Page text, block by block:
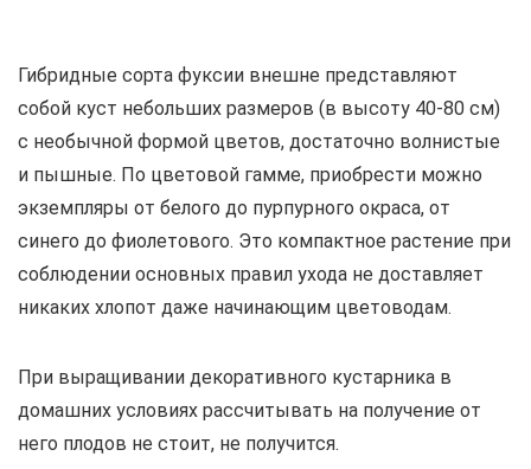
Гибридные сорта фуксии внешне представляют
собой куст небольших размеров (в высоту 40-80 см)
с необычной формой цветов, достаточно волнистые
и пышные. По цветовой гамме, приобрести можно
экземпляры от белого до пурпурного окраса, от
синего до фиолетового. Это компактное растение при
соблюдении основных правил ухода не доставляет
никаких хлопот даже начинающим цветоводам.
При выращивании декоративного кустарника в
домашних условиях рассчитывать на получение от
него плодов не стоит, не получится.